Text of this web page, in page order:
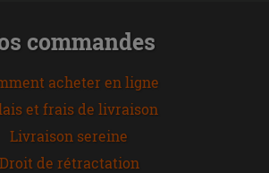
commandes
acheter en ligne
et frais de livraison
Livraison sereine
Droit de rétractation